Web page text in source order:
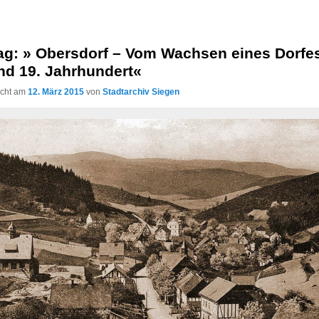
» Obersdorf – Vom Wachsen eines
19. Jahrhundert«
am12. März 2015 vonStadtarchiv Siegen